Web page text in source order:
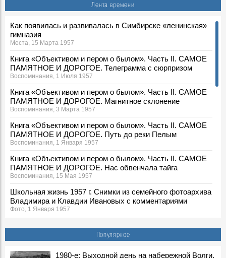
Лента времени
Как появилась и развивалась в Симбирске «ленинская»
гимназия
Места, 15 Марта 1957
Книга «Объективом и пером о былом». Часть II. САМОЕ
ПАМЯТНОЕ И ДОРОГОЕ. Телеграмма с сюрпризом
Воспоминания, 1 Июля 1957
Книга «Объективом и пером о былом». Часть II. САМОЕ
ПАМЯТНОЕ И ДОРОГОЕ. Магнитное склонение
Воспоминания, 3 Марта 1957
Книга «Объективом и пером о былом». Часть II. САМОЕ
ПАМЯТНОЕ И ДОРОГОЕ. Путь до реки Пелым
Воспоминания, 1 Января 1957
Книга «Объективом и пером о былом». Часть II. САМОЕ
ПАМЯТНОЕ И ДОРОГОЕ. Нас обвенчала тайга
Воспоминания, 15 Мая 1957
Школьная жизнь 1957 г. Снимки из семейного фотоархива
Владимира и Клавдии Ивановых с комментариями
Фото, 1 Января 1957
Ульяновск вместо океана. Учёный историк Сергей
Популярное
1980-е: Выходной день на набережной Волги,